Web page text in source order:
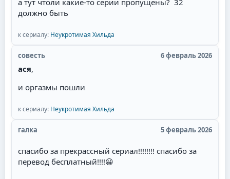
героя. Советую всем посмотреть необычную
историю любви пирата!
а тут чтоли какие-то серии пропущены? 32
должно быть
к сериалу: Неукротимая Хильда
совесть 6 февраль 2026
ася,
и оргазмы пошли
к сериалу: Неукротимая Хильда
галка 5 февраль 2026
спасибо за прекрассный сериал!!!!!!!! спасибо за
перевод бесплатный!!!!😀